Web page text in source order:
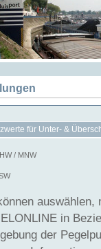
für Unter- &
/ MNW
in Beziehung
der